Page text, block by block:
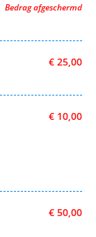
Bedrag afgeschermd
€ 25,00
€ 10,00
€ 50,00